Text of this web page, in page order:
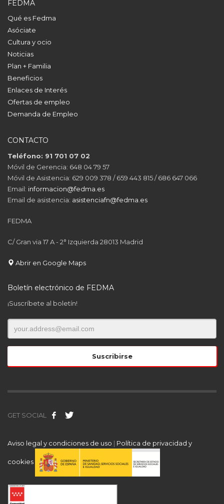
FEDMA
Qué es Fedma
Asóciate
Cultura y ocio
Noticias
Plan + Familia
Beneficios
Enlaces de Interés
Ofertas de empleo
Demanda de Empleo
CONTACTO
Teléfono: 91 701 07 02
Móvil de Gerencia: 648 04 79 57
Móvil de Asistencia: 629 009 378 / 659 443 815 / 686 647 066
Email: informacion@fedma.es
Email de asistencia: asistenciafn@fedma.es
FEDMA
C/ Gran via 17 A - 2° Izquierda 28013 Madrid
Abrir en Google Maps
Boletín electrónico de FEDMA
¡Suscríbete al boletín!
GET SOCIAL
Aviso legal y condiciones de uso | Política de privacidad y
cookies